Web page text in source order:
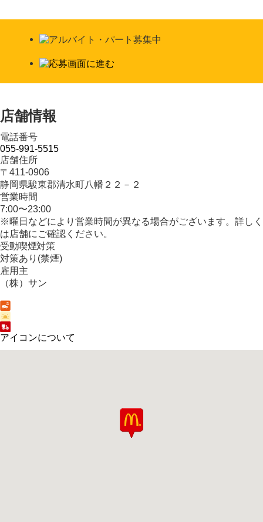
店舗情報
電話番号
055-991-5515
店舗住所
〒411-0906
静岡県駿東郡清水町八幡２２－２
営業時間
7:00〜23:00
※曜日などにより営業時間が異なる場合がございます。詳しく
は店舗にご確認ください。
受動喫煙対策
対策あり(禁煙)
雇用主
（株）サン
アイコンについて